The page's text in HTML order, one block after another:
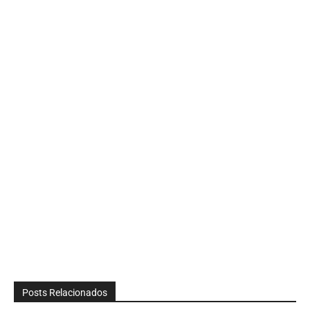
Posts Relacionados